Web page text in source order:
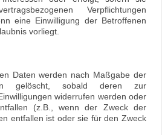
Verpflichtungen
eine Einwilligung der Betroffenen
vorliegt.
Daten werden nach Maßgabe der
gelöscht, sobald deren zur
widerrufen werden oder
(z.B., wenn der Zweck der
entfallen ist oder sie für den Zweck